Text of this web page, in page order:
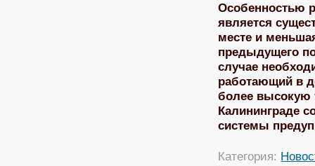
Особенностью
является
месте и
предыдущего
случае
работающий в
более высокую
Калининграде
системы
Категория: